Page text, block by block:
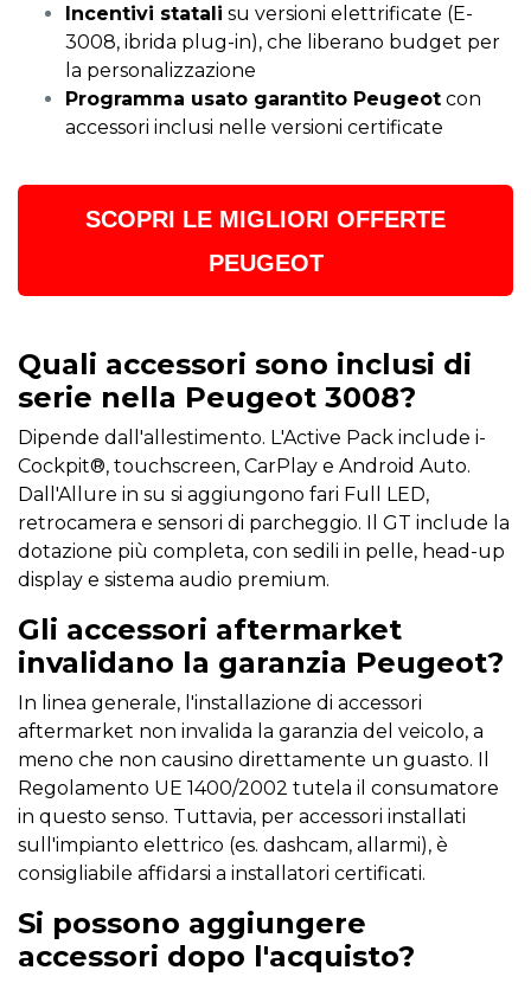
Incentivi statali su versioni elettrificate (E-
3008, ibrida plug-in), che liberano budget per
la personalizzazione
Programma usato garantito Peugeot con
accessori inclusi nelle versioni certificate
SCOPRI LE MIGLIORI OFFERTE
PEUGEOT
Quali accessori sono inclusi di
serie nella Peugeot 3008?
Dipende dall'allestimento. L'Active Pack include i-
Cockpit®, touchscreen, CarPlay e Android Auto.
Dall'Allure in su si aggiungono fari Full LED,
retrocamera e sensori di parcheggio. Il GT include la
dotazione più completa, con sedili in pelle, head-up
display e sistema audio premium.
Gli accessori aftermarket
invalidano la garanzia Peugeot?
In linea generale, l'installazione di accessori
aftermarket non invalida la garanzia del veicolo, a
meno che non causino direttamente un guasto. Il
Regolamento UE 1400/2002 tutela il consumatore
in questo senso. Tuttavia, per accessori installati
sull'impianto elettrico (es. dashcam, allarmi), è
consigliabile affidarsi a installatori certificati.
Si possono aggiungere
accessori dopo l'acquisto?